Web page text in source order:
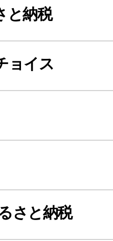
る返礼品
底比較
ュレーション
レルワーカー
と納税
ョイス
さと納税